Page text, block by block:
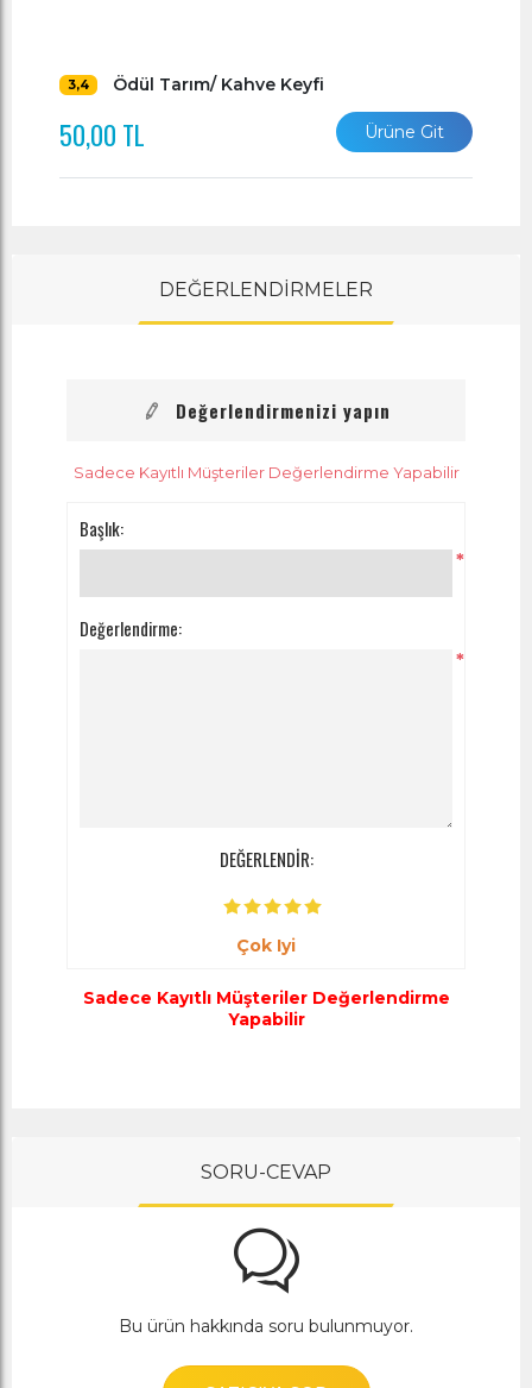
3,4 Ödül Tarım/ Kahve Keyfi
50,00 TL Ürüne Git
DEĞERLENDİRMELER
Değerlendirmenizi yapın
Sadece Kayıtlı Müşteriler Değerlendirme Yapabilir
Başlık:
*
Değerlendirme:
*
DEĞERLENDİR:
Çok Iyi
Sadece Kayıtlı Müşteriler Değerlendirme
Yapabilir
SORU-CEVAP
Bu ürün hakkında soru bulunmuyor.